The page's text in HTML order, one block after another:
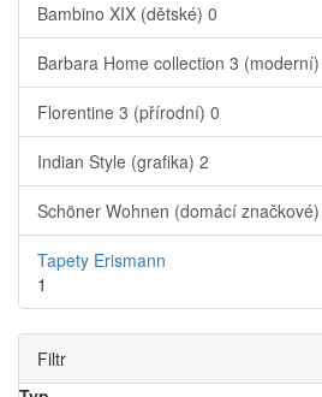
Bambino XIX (dětské) 0
Barbara Home collection 3 (moderní)
Florentine 3 (přírodní) 0
Indian Style (grafika) 2
Schöner Wohnen (domácí značkové)
Tapety Erismann
1
Filtr